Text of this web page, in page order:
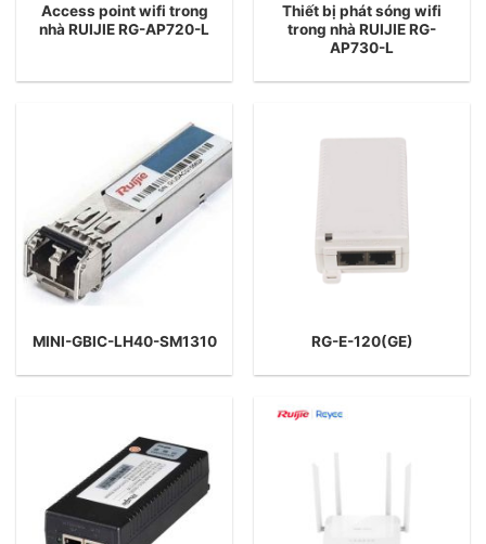
Access point wifi trong
nhà RUIJIE RG-AP720-L
Thiết bị phát sóng wifi
trong nhà RUIJIE RG-
AP730-L
MINI-GBIC-LH40-SM1310 RG-E-120(GE)